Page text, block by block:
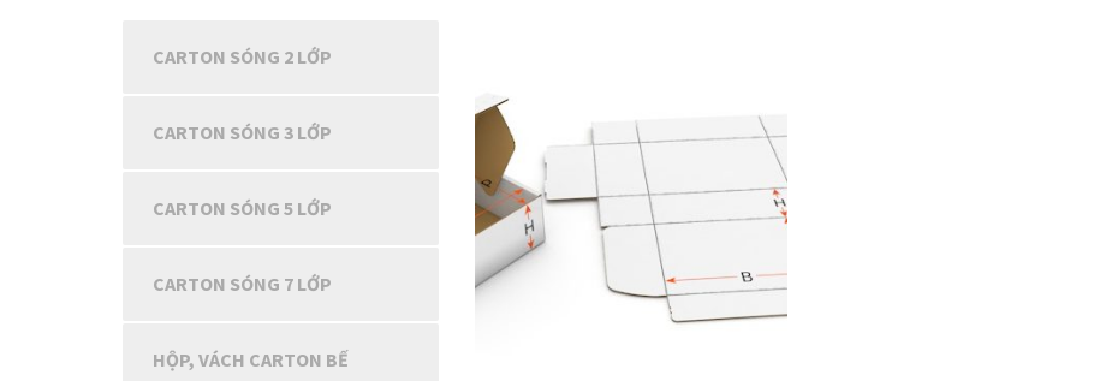
CARTON SÓNG 2 LỚP
CARTON SÓNG 3 LỚP
CARTON SÓNG 5 LỚP
CARTON SÓNG 7 LỚP
HỘP, VÁCH CARTON BẾ